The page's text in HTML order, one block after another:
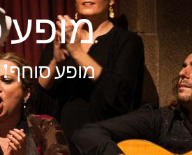
מופע
מופע סוחף!